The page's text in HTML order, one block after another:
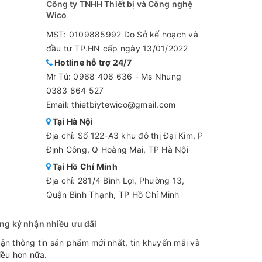
Q Hoàng Mai, TP Hà Nội
Công ty TNHH Thiết bị và Công nghệ
Wico
MST: 0109885992 Do Sở kế hoạch và
đầu tư TP.HN cấp ngày 13/01/2022
Hotline hỗ trợ 24/7
Mr Tú:0968 406 636 - Ms Nhung
0383 864 527
Email: thietbiytewico@gmail.com
Tại Hà Nội
Địa chỉ: Số 122-A3 khu đô thị Đại Kim, P
Định Công, Q Hoàng Mai, TP Hà Nội
Tại Hồ Chí Minh
Địa chỉ: 281/4 Bình Lợi, Phường 13,
Quận Bình Thạnh, TP Hồ Chí Minh
ký nhận nhiều ưu đãi
thông tin sản phẩm mới nhất, tin khuyến mãi và
hơn nữa.